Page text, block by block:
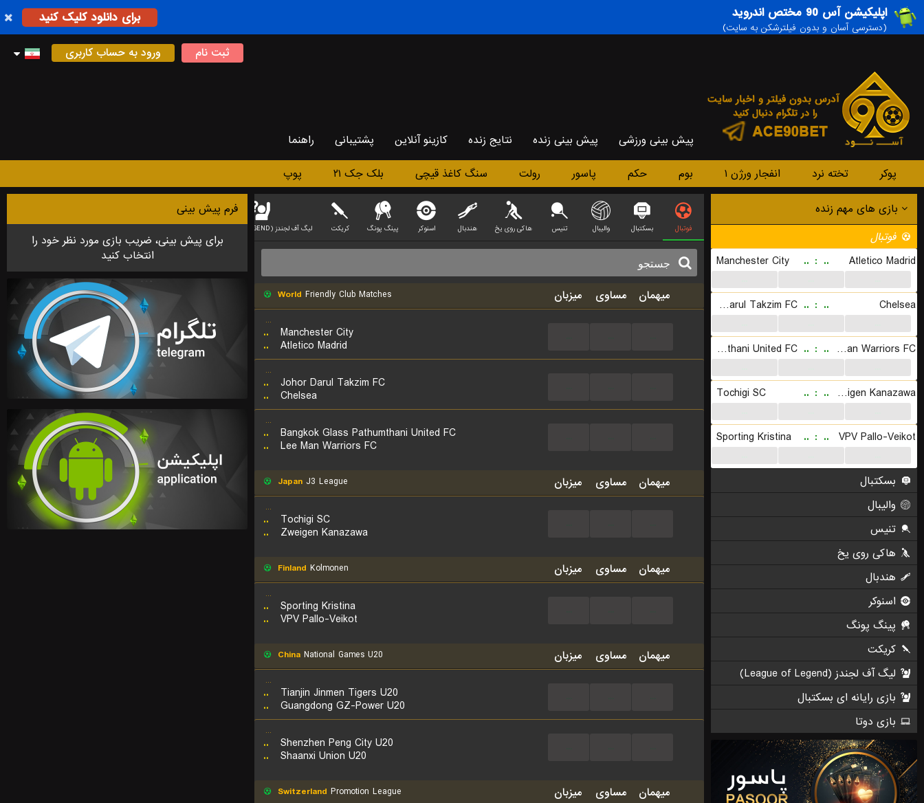
اپلیکیشن آس 90 مختص اندروید
(دسترسی آسان و بدون فیلترشکن به سایت)
برای دانلود کلیک کنید
ثبت نام ورود به حساب کاربری
پیش بینی ورزشی پیش بینی زنده نتایج زنده کازینو آنلاین پشتیبانی راهنما
پوکر تخته نرد انفجار ورژن ۱ بوم حکم پاسور رولت سنگ کاغذ قیچی بلک جک ۲۱ پوپ
بازی های مهم زنده
فوتبال
Manchester City
.. : .. Atletico Madrid
Johor Darul Takzim FC .. : .. Chelsea
Bangkok Glass Pathumthani United FC .. : .. Lee Man Warriors FC
Tochigi SC .. : .. Zweigen Kanazawa
Sporting Kristina .. : .. VPV Pallo-Veikot
بسکتبال
والیبال
تنیس
هاکی روی یخ
هندبال
اسنوکر
پینگ پونگ
کریکت
لیگ آف لجندز (League of Legend)
بازی رایانه ای بسکتبال
بازی دوتا
فوتبال بسکتبال والیبال تنیس هاکی روی یخ هندبال اسنوکر پینگ پونگ کریکت لیگ آف لجندز (LEAGUE OF LEGEND)
World Friendly Club Matches میزبان مساوی میهمان
...
.. Manchester City
.. Atletico Madrid
...
.. Johor Darul Takzim FC
.. Chelsea
...
.. Bangkok Glass Pathumthani United FC
.. Lee Man Warriors FC
Japan J3 League میزبان مساوی میهمان
...
.. Tochigi SC
.. Zweigen Kanazawa
Finland Kolmonen میزبان مساوی میهمان
...
.. Sporting Kristina
.. VPV Pallo-Veikot
China National Games U20 میزبان مساوی میهمان
...
.. Tianjin Jinmen Tigers U20
.. Guangdong GZ-Power U20
...
.. Shenzhen Peng City U20
.. Shaanxi Union U20
Switzerland Promotion League میزبان مساوی میهمان
فرم پیش بینی
برای پیش بینی، ضریب بازی مورد نظر خود را
انتخاب کنید